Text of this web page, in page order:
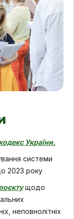
України.
системи
2023 року
щодо
неповнолітніх